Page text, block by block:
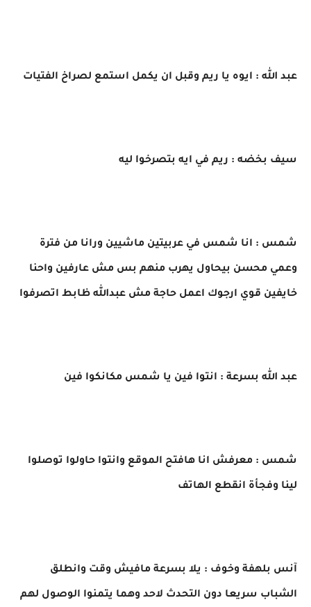
عبد الله : ايوه يا ريم وقبل ان يكمل استمع لصراخ الفتيات
سيف بخضه : ريم في ايه بتصرخوا ليه
شمس : انا شمس في عربيتين ماشيين ورانا من فترة
وعمي محسن بيحاول يهرب منهم بس مش عارفين واحنا
خايفين قوي ارجوك اعمل حاجة مش عبدالله ظابط اتصرفوا
عبد الله بسرعة : انتوا فين يا شمس مكانكوا فين
شمس : معرفش انا هافتح الموقع وانتوا حاولوا توصلوا
لينا وفجأة انقطع الهاتف
آنس بلهفة وخوف : يلا بسرعة مافيش وقت وانطلق
الشباب سريعا دون التحدث لاحد وهما يتمنوا الوصول لهم